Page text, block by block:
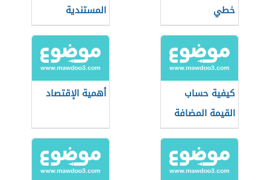
خطي
المستندية
كيفية حساب
القيمة المضافة
أهمية الإقتصاد